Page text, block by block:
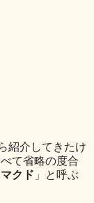
紹介してきたけ
て省略の度合
マクド 」と呼ぶ